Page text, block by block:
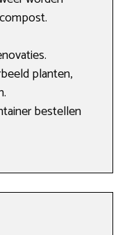
planten,
bestellen